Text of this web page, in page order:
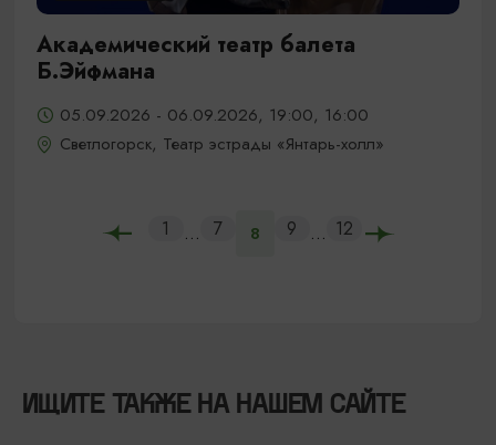
Академический театр балета
Б.Эйфмана
05.09.2026 - 06.09.2026, 19:00, 16:00
Светлогорск, Театр эстрады «Янтарь-холл»
1 ... 7 8 9 ... 12
ИЩИТЕ ТАКЖЕ НА НАШЕМ САЙТЕ